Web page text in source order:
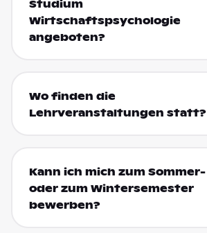
Studium
Wirtschaftspsychologie
angeboten?
Wo finden die
Lehrveranstaltungen statt?
Kann ich mich zum Sommer-
oder zum Wintersemester
bewerben?